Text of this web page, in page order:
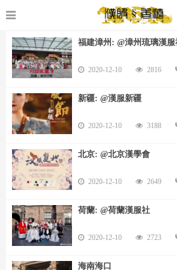
福建漳州: @漳州琉璃漢服
2020-12-10 2816
新疆: @漢服新疆
2020-12-10 3188
北京: @北京漢學會
2020-12-10 2649
荷蘭: @荷蘭漢服社
2020-12-10 2723
海南海口